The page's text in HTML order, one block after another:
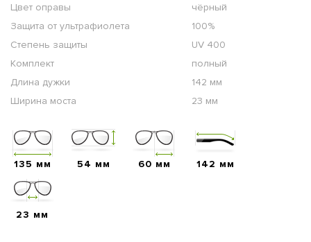
Цвет оправы
чёрный
Защита от ультрафиолета
100%
Степень защиты
UV 400
Комплект
полный
Длина дужки
142 мм
Ширина моста
23 мм
135 мм 54 мм 60 мм 142 мм
23 мм